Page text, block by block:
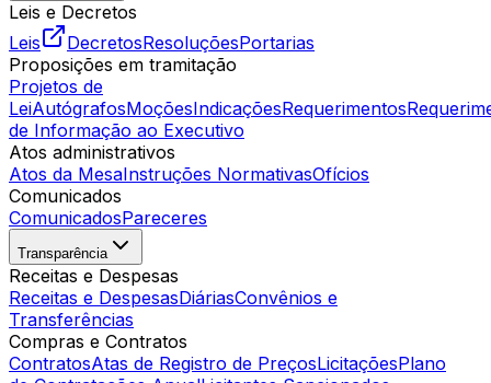
Leis e Decretos
Leis
DecretosResoluçõesPortarias
Proposições em tramitação
Projetos de
LeiAutógrafosMoçõesIndicaçõesRequerimentos
de Informação ao Executivo
Atos administrativos
Atos da MesaInstruções NormativasOfícios
Comunicados
ComunicadosPareceres
Transparência
Receitas e Despesas
Receitas e DespesasDiáriasConvênios e
Transferências
Compras e Contratos
ContratosAtas de Registro de PreçosLicitaçõesPlano